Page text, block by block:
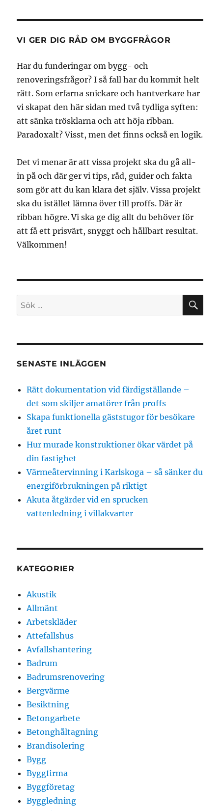
VI GER DIG RÅD OM BYGGFRÅGOR
Har du funderingar om bygg- och
renoveringsfrågor? I så fall har du kommit helt
rätt. Som erfarna snickare och hantverkare har
vi skapat den här sidan med två tydliga syften:
att sänka trösklarna och att höja ribban.
Paradoxalt? Visst, men det finns också en logik.
Det vi menar är att vissa projekt ska du gå all-
in på och där ger vi tips, råd, guider och fakta
som gör att du kan klara det själv. Vissa projekt
ska du istället lämna över till proffs. Där är
ribban högre. Vi ska ge dig allt du behöver för
att få ett prisvärt, snyggt och hållbart resultat.
Välkommen!
Sök
efter:
SENASTE INLÄGGEN
Rätt dokumentation vid färdigställande –
det som skiljer amatörer från proffs
Skapa funktionella gäststugor för besökare
året runt
Hur murade konstruktioner ökar värdet på
din fastighet
Värmeåtervinning i Karlskoga – så sänker du
energiförbrukningen på riktigt
Akuta åtgärder vid en sprucken
vattenledning i villakvarter
KATEGORIER
Akustik
Allmänt
Arbetskläder
Attefallshus
Avfallshantering
Badrum
Badrumsrenovering
Bergvärme
Besiktning
Betongarbete
Betonghåltagning
Brandisolering
Bygg
Byggfirma
Byggföretag
Byggledning